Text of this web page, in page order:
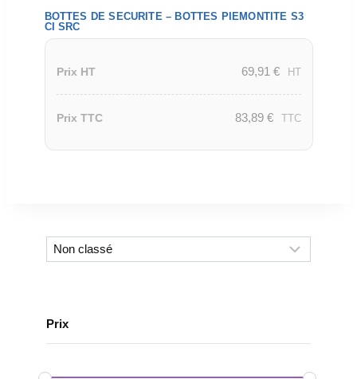
BOTTES DE SECURITE – BOTTES PIEMONTITE S3
CI SRC
Prix HT 69,91 € HT
Prix TTC 83,89 € TTC
Prix